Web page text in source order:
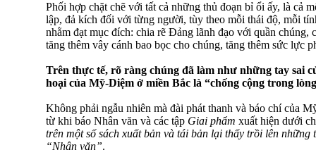
Phối hợp chặt chẽ với tất cả những thủ đoạn bỉ ổi ấy, là cả
lập, đả kích đối với từng người, tùy theo mỗi thái độ, mỗi
nhằm đạt mục đích: chia rẽ Đảng lãnh đạo với quần chúng,
tăng thêm vây cánh bao bọc cho chúng, tăng thêm sức lực
Trên thực tế, rõ ràng chúng đã làm như những tay sai
hoại của Mỹ-Diệm ở miền Bắc là “chống cộng trong
Không phải ngẫu nhiên mà đài phát thanh và báo chí của
từ khi báo Nhân văn và các tập Giai phẩm xuất hiện dưới
trên một số sách xuất bản và tái bản lại thấy trồi lên
“Nhân văn”.